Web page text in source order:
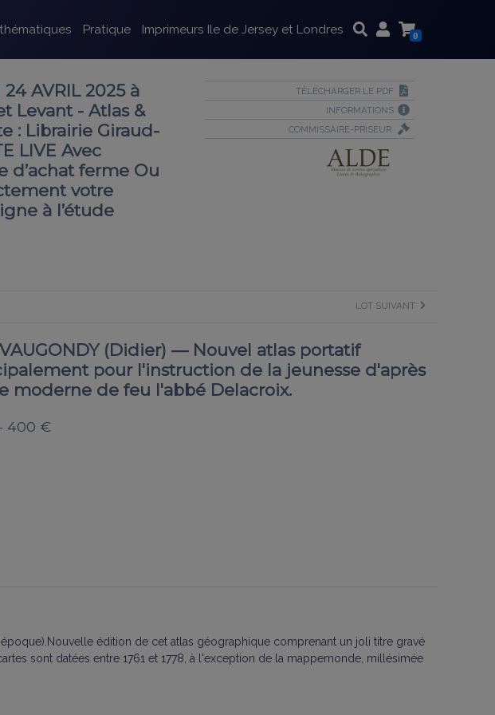
Pratique Imprimeurs Ile de Jersey et Londres 0
AVRIL 2025 à
Levant - Atlas &
: Librairie Giraud-
LIVE Avec
d’achat ferme Ou
votre
à l’étude
TÉLÉCHARGER LE PDF
INFORMATIONS
COMMISSAIRE-PRISEUR
LOT SUIVANT
(Didier) — Nouvel atlas portatif
pour l'instruction de la jeunesse d'après
moderne de feu l'abbé Delacroix.
400 €
édition de cet atlas géographique comprenant un joli titre gravé
sont datées entre 1761 et 1778, à l'exception de la mappemonde, millésimée